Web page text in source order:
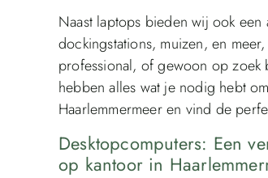
Naast laptops bieden wij ook een
dockingstations, muizen, en
professional, of gewoon op
hebben alles wat je nodig hebt
Haarlemmermeer en vind de
Desktopcomputers: Een
op kantoor in